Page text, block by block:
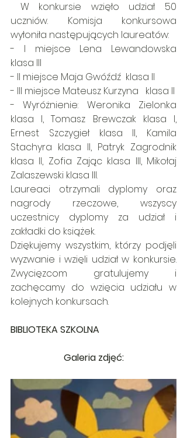
uczniów. Komisja konkursowa
wyłoniła następujących laureatów:
- I miejsce Lena Lewandowska
klasa III
- II miejsce Maja Gwóźdź  klasa II
- III miejsce Mateusz Kurzyna   klasa II
- Wyróżnienie: Weronika Zielonka
klasa I, Tomasz Brewczak klasa I,
Ernest Szczygieł klasa II, Kamila
Stachyra klasa II, Patryk Zagrodnik
klasa II, Zofia Zając klasa III, Mikołaj
Zalaszewski klasa III.
Laureaci otrzymali dyplomy oraz
nagrody rzeczowe, wszyscy
uczestnicy dyplomy za udział i
zakładki do książek.
Dziękujemy wszystkim, którzy podjęli
wyzwanie i wzięli udział w konkursie.
Zwycięzcom gratulujemy i
zachęcamy do wzięcia udziału w
kolejnych konkursach.
BIBLIOTEKA SZKOLNA
Galeria zdjęć: